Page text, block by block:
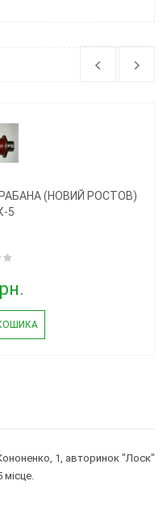
(НОВИЙ РОСТОВ)
5
1, авторинок "Лоск"
місце.